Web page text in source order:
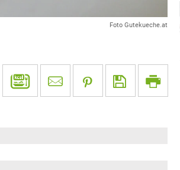
Foto Gutekueche.at